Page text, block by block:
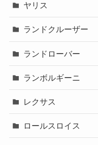
ヤリス
ランドクルーザー
ランドローバー
ランボルギーニ
レクサス
ロールスロイス